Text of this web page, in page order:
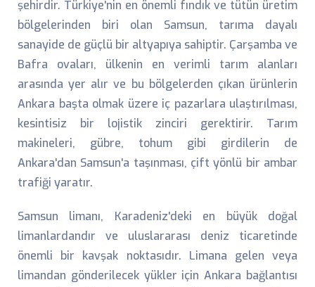
şehirdir. Türkiye'nin en önemli fındık ve tütün üretim
bölgelerinden biri olan Samsun, tarıma dayalı
sanayide de güçlü bir altyapıya sahiptir. Çarşamba ve
Bafra ovaları, ülkenin en verimli tarım alanları
arasında yer alır ve bu bölgelerden çıkan ürünlerin
Ankara başta olmak üzere iç pazarlara ulaştırılması,
kesintisiz bir lojistik zinciri gerektirir. Tarım
makineleri, gübre, tohum gibi girdilerin de
Ankara'dan Samsun'a taşınması, çift yönlü bir ambar
trafiği yaratır.
Samsun limanı, Karadeniz'deki en büyük doğal
limanlardandır ve uluslararası deniz ticaretinde
önemli bir kavşak noktasıdır. Limana gelen veya
limandan gönderilecek yükler için Ankara bağlantısı